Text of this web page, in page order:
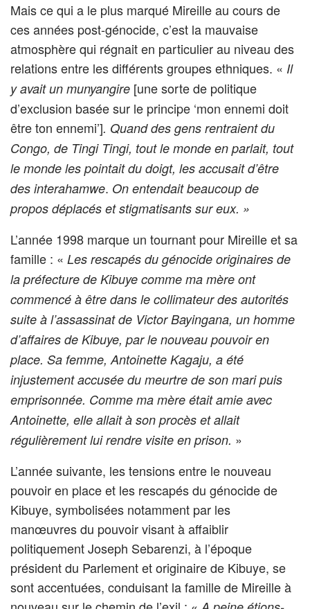
Mais ce qui a le plus marqué Mireille au cours de
ces années post-génocide, c’est la mauvaise
atmosphère qui régnait en particulier au niveau des
relations entre les différents groupes ethniques. « Il
y avait un munyangire [une sorte de politique
d’exclusion basée sur le principe ‘mon ennemi doit
être ton ennemi’]. Quand des gens rentraient du
Congo, de Tingi Tingi, tout le monde en parlait, tout
le monde les pointait du doigt, les accusait d’être
des interahamwe. On entendait beaucoup de
propos déplacés et stigmatisants sur eux. »
L’année 1998 marque un tournant pour Mireille et sa
famille : « Les rescapés du génocide originaires de
la préfecture de Kibuye comme ma mère ont
commencé à être dans le collimateur des autorités
suite à l’assassinat de Victor Bayingana, un homme
d’affaires de Kibuye, par le nouveau pouvoir en
place. Sa femme, Antoinette Kagaju, a été
injustement accusée du meurtre de son mari puis
emprisonnée. Comme ma mère était amie avec
Antoinette, elle allait à son procès et allait
régulièrement lui rendre visite en prison. »
L’année suivante, les tensions entre le nouveau
pouvoir en place et les rescapés du génocide de
Kibuye, symbolisées notamment par les
manœuvres du pouvoir visant à affaiblir
politiquement Joseph Sebarenzi, à l’époque
président du Parlement et originaire de Kibuye, se
sont accentuées, conduisant la famille de Mireille à